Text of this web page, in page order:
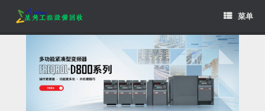
content
菜单